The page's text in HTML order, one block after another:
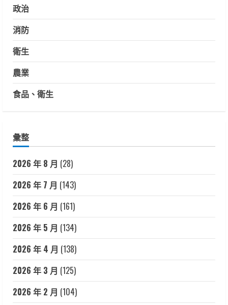
政治
消防
衛生
農業
食品、衛生
彙整
2026 年 8 月 (28)
2026 年 7 月 (143)
2026 年 6 月 (161)
2026 年 5 月 (134)
2026 年 4 月 (138)
2026 年 3 月 (125)
2026 年 2 月 (104)